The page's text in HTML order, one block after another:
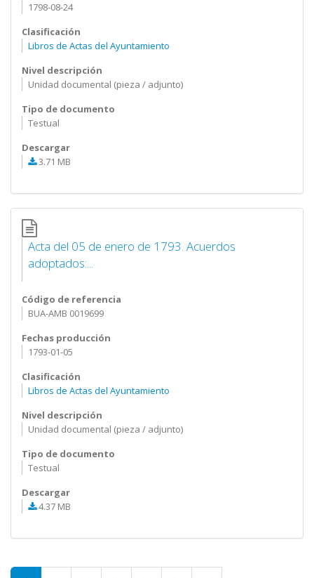
1798-08-24
Clasificación
Libros de Actas del Ayuntamiento
Nivel descripción
Unidad documental (pieza / adjunto)
Tipo de documento
Testual
Descargar
3.71 MB
Acta del 05 de enero de 1793. Acuerdos
adoptados:...
Código de referencia
BUA-AMB 0019699
Fechas producción
1793-01-05
Clasificación
Libros de Actas del Ayuntamiento
Nivel descripción
Unidad documental (pieza / adjunto)
Tipo de documento
Testual
Descargar
4.37 MB